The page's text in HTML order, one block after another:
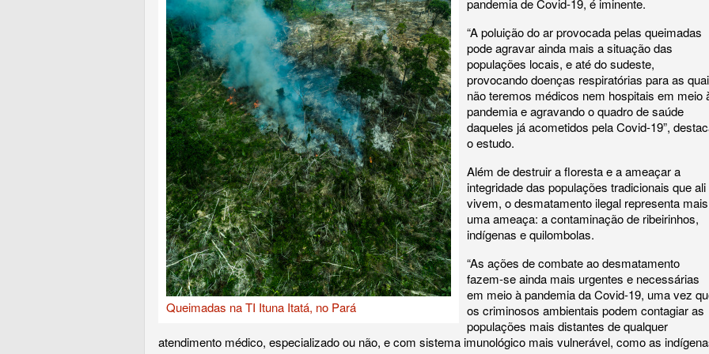
Queimadas na TI Ituna Itatá, no Pará
pandemia de Covid-19, é iminente.
“A poluição do ar provocada pelas queimadas
pode agravar ainda mais a situação das
populações locais, e até do sudeste,
provocando doenças respiratórias para as
não teremos médicos nem hospitais em meio
pandemia e agravando o quadro de saúde
daqueles já acometidos pela Covid-19”,
o estudo.
Além de destruir a floresta e a ameaçar a
integridade das populações tradicionais que ali
vivem, o desmatamento ilegal representa mais
uma ameaça: a contaminação de ribeirinhos,
indígenas e quilombolas.
“As ações de combate ao desmatamento
fazem-se ainda mais urgentes e necessárias
em meio à pandemia da Covid-19, uma vez
os criminosos ambientais podem contagiar as
populações mais distantes de qualquer
atendimento médico, especializado ou não, e com sistema imunológico mais vulnerável, como as